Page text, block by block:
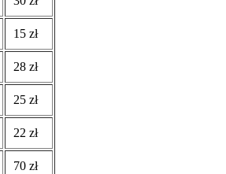
15 zł
28 zł
25 zł
22 zł
70 zł